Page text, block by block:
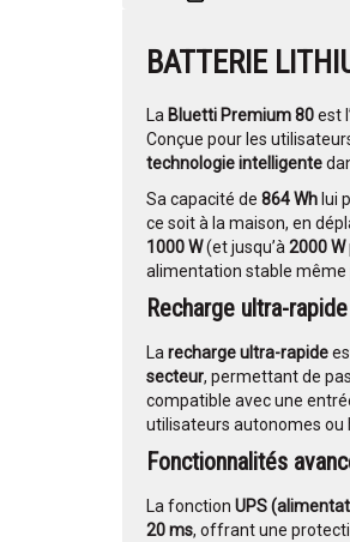
BATTERIE
La Bluetti Premium 80est
Conçue pour les
technologie intelligente
Sa capacité de 864 Wh lui
ce soit à la maison, en
1000 W(et jusqu’à2000 W
alimentation stable même
Recharge ultra-
Larecharge ultra-rapide
secteur, permettant de
compatible avec une
utilisateurs autonomes ou
Fonctionnalités
La fonction UPS
20 ms, offrant une